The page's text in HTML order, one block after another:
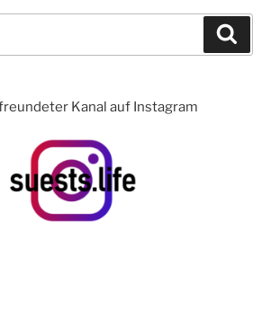
Kanal auf Instagram